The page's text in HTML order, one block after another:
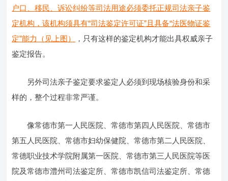
户口、移民、诉讼纠纷等司法用途必须委托正规司法亲子鉴
定机构，该机构须具有“司法鉴定许可证”且具备“法医物证鉴
定”能力（见上图）
，只有这样的鉴定机构才能出具权威亲子
鉴定报告。
另外司法亲子鉴定要求鉴定人必须到现场核验身份和采
样的，整个过程非常严谨。
像常德市第一人民医院、常德市第四人民医院、常德市
第五人民医院、常德市妇幼保健院、常德市第二人民医院、
常德职业技术学院附属第一医院、常德市第三人民医院等医
院及常德市澧州司法鉴定所、常德市凯信司法鉴定所、常德